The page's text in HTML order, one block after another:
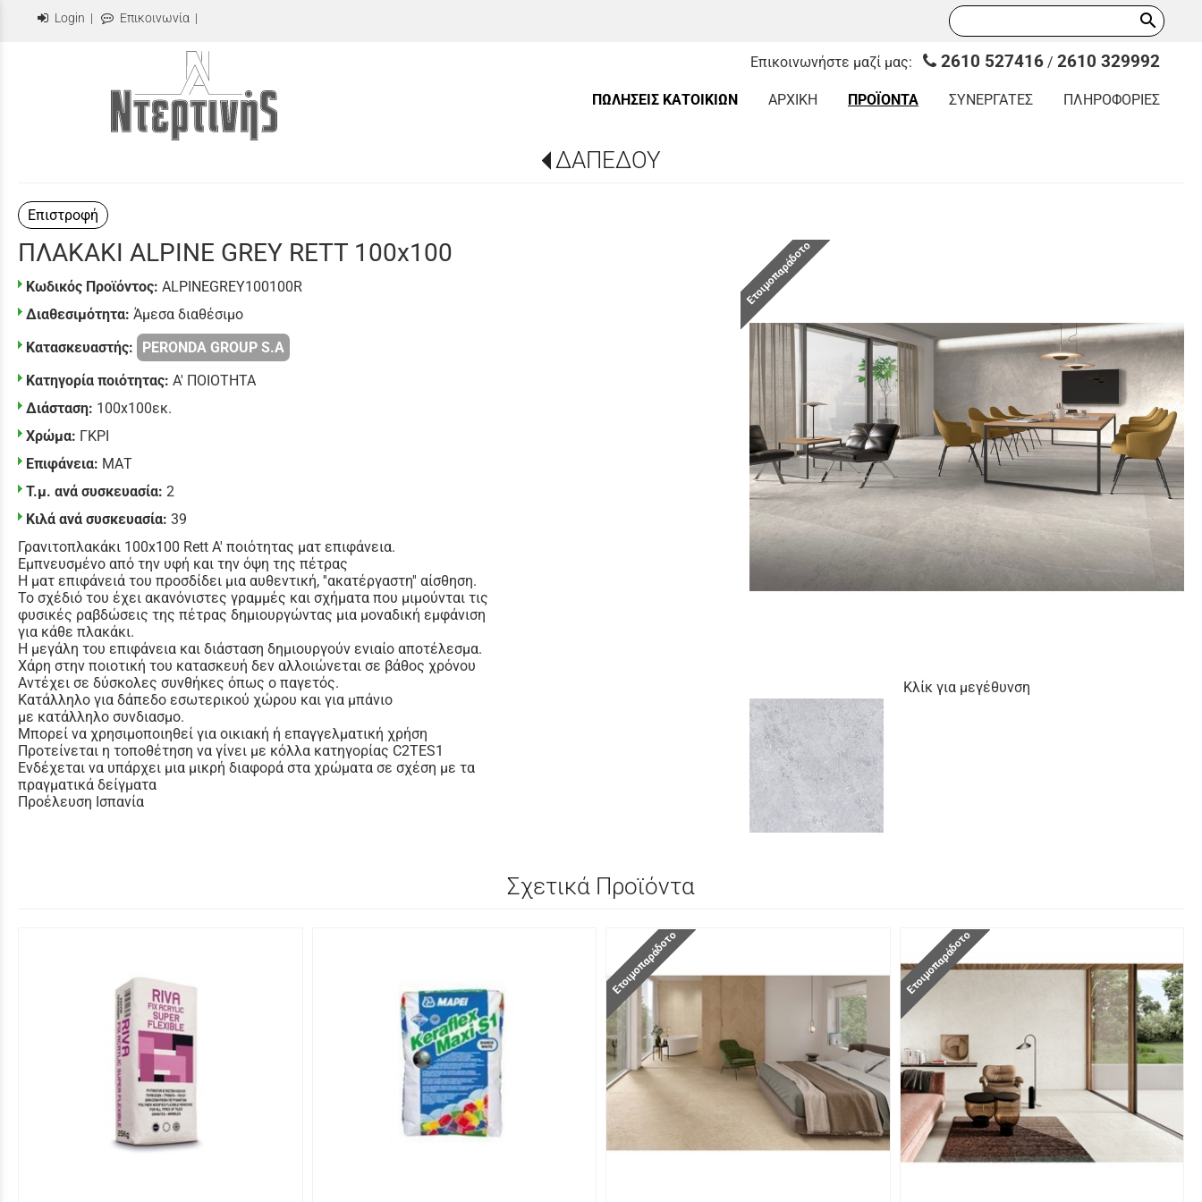
Login | Επικοινωνία | search
Επικοινωνήστε μαζί μας: 2610 527416 / 2610 329992
ΠΩΛΗΣΕΙΣ ΚΑΤΟΙΚΙΩΝ ΑΡΧΙΚΗ ΠΡΟΪΟΝΤΑ ΣΥΝΕΡΓΑΤΕΣ ΠΛΗΡΟΦΟΡΙΕΣ
ΔΑΠΕΔΟΥ
Επιστροφή
Κλίκ για μεγέθυνση
Ετοιμοπαράδοτο
ΠΛΑΚΑΚΙ ALPINE GREY RETT 100x100
Κωδικός Προϊόντος: ALPINEGREY100100R
Διαθεσιμότητα: Άμεσα διαθέσιμο
Κατασκευαστής:
PERONDA GROUP S.A
Κατηγορία ποιότητας: Α' ΠΟΙΟΤΗΤΑ
Διάσταση: 100x100εκ.
Χρώμα: ΓΚΡΙ
Επιφάνεια: ΜΑΤ
Τ.μ. ανά συσκευασία: 2
Κιλά ανά συσκευασία: 39
Γρανιτοπλακάκι 100x100 Rett Α' ποιότητας ματ επιφάνεια.
Εμπνευσμένο από την υφή και την όψη της πέτρας
Η ματ επιφάνειά του προσδίδει μια αυθεντική, ''ακατέργαστη'' αίσθηση.
Το σχέδιό του έχει ακανόνιστες γραμμές και σχήματα που μιμούνται τις
φυσικές ραβδώσεις της πέτρας δημιουργώντας μια μοναδική εμφάνιση
για κάθε πλακάκι.
Η μεγάλη του επιφάνεια και διάσταση δημιουργούν ενιαίο αποτέλεσμα.
Χάρη στην ποιοτική του κατασκευή δεν αλλοιώνεται σε βάθος χρόνου
Αντέχει σε δύσκολες συνθήκες όπως ο παγετός.
Κατάλληλο για δάπεδο εσωτερικού χώρου και για μπάνιο
με κατάλληλο συνδιασμο.
Μπορεί να χρησιμοποιηθεί για οικιακή ή επαγγελματική χρήση
Προτείνεται η τοποθέτηση να γίνει με κόλλα κατηγορίας C2TES1
Ενδέχεται να υπάρχει μια μικρή διαφορά στα χρώματα σε σχέση με τα
πραγματικά δείγματα
Προέλευση Ισπανία
Σχετικά Προϊόντα
Ετοιμοπαράδοτο Ετοιμοπαράδοτο